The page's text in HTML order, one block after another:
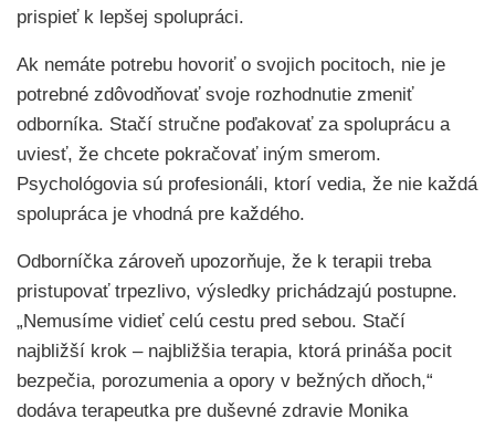
prispieť k lepšej spolupráci.
Ak nemáte potrebu hovoriť o svojich pocitoch, nie je
potrebné zdôvodňovať svoje rozhodnutie zmeniť
odborníka. Stačí stručne poďakovať za spoluprácu a
uviesť, že chcete pokračovať iným smerom.
Psychológovia sú profesionáli, ktorí vedia, že nie každá
spolupráca je vhodná pre každého.
Odborníčka zároveň upozorňuje, že k terapii treba
pristupovať trpezlivo, výsledky prichádzajú postupne.
„Nemusíme vidieť celú cestu pred sebou. Stačí
najbližší krok – najbližšia terapia, ktorá prináša pocit
bezpečia, porozumenia a opory v bežných dňoch,“
dodáva terapeutka pre duševné zdravie Monika